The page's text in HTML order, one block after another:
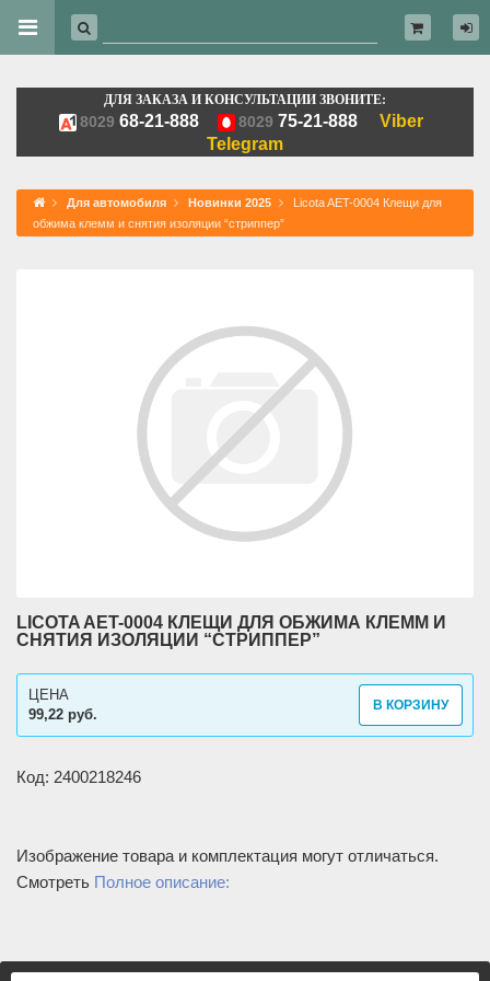
ДЛЯ ЗАКАЗА И КОНСУЛЬТАЦИИ ЗВОНИТЕ:
8029 68-21-888 8029 75-21-888
Viber
Telegram
Для автомобиля Новинки 2025
Licota AET-0004 Клещи для
обжима клемм и снятия изоляции “стриппер”
LICOTA AET-0004 КЛЕЩИ ДЛЯ ОБЖИМА КЛЕММ И
СНЯТИЯ ИЗОЛЯЦИИ “СТРИППЕР”
99,22 руб.
ЦЕНА
В КОРЗИНУ
Код: 2400218246
Изображение товара и комплектация могут отличаться.
Смотреть Полное описание: